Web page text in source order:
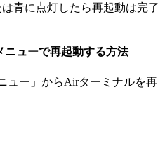
青に点灯したら再起動は完了
ューで再起動する方法
ュー」からAirターミナルを再